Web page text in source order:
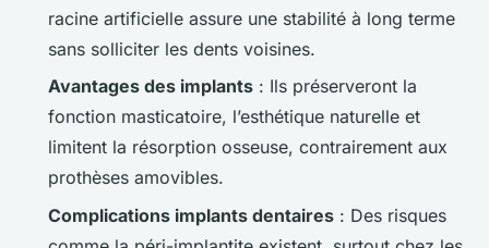
racine artificielle assure une stabilité à long terme
sans solliciter les dents voisines.
Avantages des implants : Ils préserveront la
fonction masticatoire, l’esthétique naturelle et
limitent la résorption osseuse, contrairement aux
prothèses amovibles.
Complications implants dentaires : Des risques